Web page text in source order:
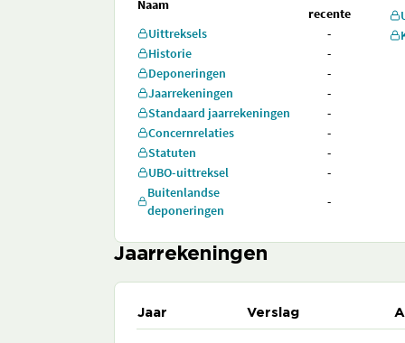
Naam
recente
Uittreksels
-
Historie
-
Deponeringen
-
Jaarrekeningen
-
Standaard jaarrekeningen
-
Concernrelaties
-
Statuten
-
UBO-uittreksel
-
Buitenlandse
deponeringen
-
Jaarrekeningen
Jaar Verslag